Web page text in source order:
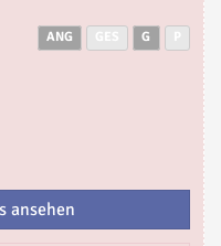
ANG G
ansehen